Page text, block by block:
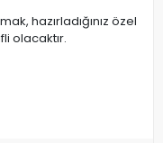
hazırladığınız özel
olacaktır.